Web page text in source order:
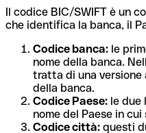
Il codice BIC/SWIFT è un
che identifica la banca, il
Codice banca: le
nome della banca.
tratta di una versione
della banca.
Codice Paese: le due
nome del Paese in
Codice città: questi